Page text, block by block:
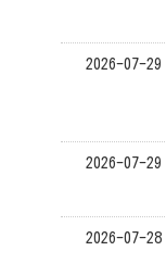
2026-07-29
2026-07-29
2026-07-28